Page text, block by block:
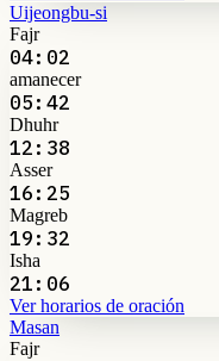
Uijeongbu-si
Fajr
04:02
amanecer
05:42
Dhuhr
12:38
Asser
16:25
Magreb
19:32
Isha
21:06
Ver horarios de oración
Masan
Fajr